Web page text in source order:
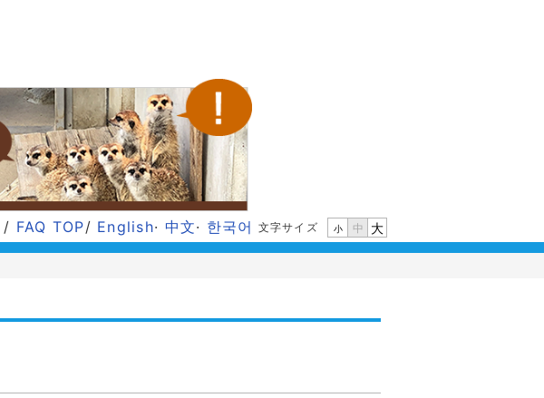
/ FAQ TOP/ English· 中文· 한국어 文字サイズ 小 中 大